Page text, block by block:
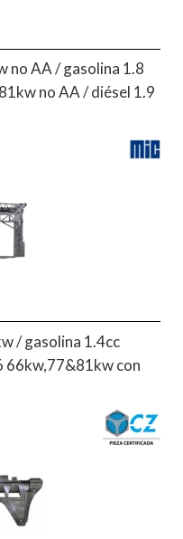
no AA / gasolina 1.8
no AA / diésel 1.9
/ gasolina 1.4cc
66kw,77&81kw con